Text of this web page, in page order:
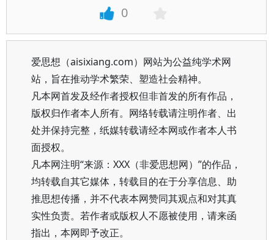
0
爱思想（aisixiang.com）网站为公益纯学术网
站，旨在推动学术繁荣、塑造社会精神。
凡本网首发及经作者授权但非首发的所有作品，
版权归作者本人所有。网络转载请注明作者、出
处并保持完整，纸媒转载请经本网或作者本人书
面授权。
凡本网注明“来源：XXX（非爱思想网）”的作品，
均转载自其它媒体，转载目的在于分享信息、助
推思想传播，并不代表本网赞同其观点和对其真
实性负责。若作者或版权人不愿被使用，请来函
指出，本网即予改正。